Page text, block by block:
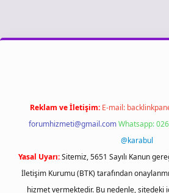
Reklam ve İletişim: E-mail:
forumhizmeti@gmail.comWhatsapp:
@karabul
Yasal Uyarı:Sitemiz, 5651 Sayılı Kanun
İletişim Kurumu (BTK) tarafından
hizmet vermektedir. Bu nedenle,